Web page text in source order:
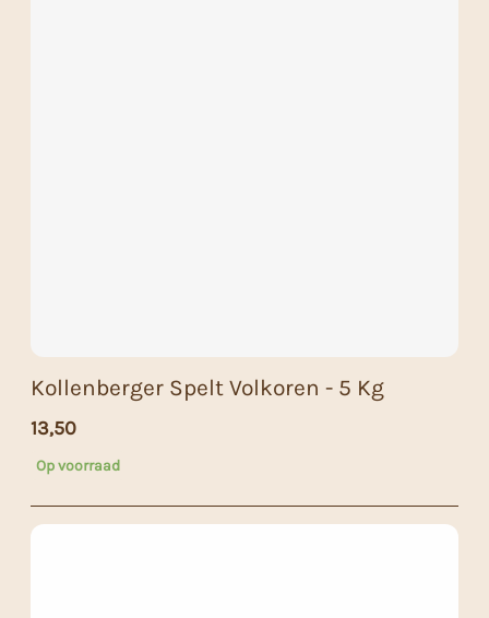
Kollenberger Spelt Volkoren - 5 Kg
13,50
Op voorraad